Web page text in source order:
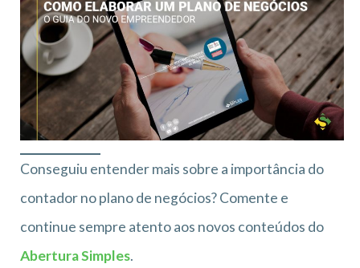
Conseguiu entender mais sobre a importância do
contador no plano de negócios? Comente e
continue sempre atento aos novos conteúdos do
Abertura Simples.